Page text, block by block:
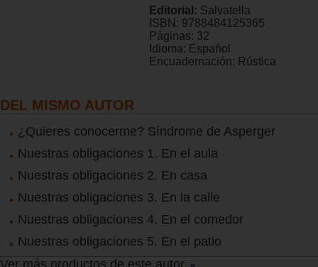
Editorial: Salvatella
ISBN: 9788484125365
Páginas: 32
Idioma: Español
Encuadernación: Rústica
DEL MISMO AUTOR
¿Quieres conocerme? Síndrome de Asperger
Nuestras obligaciones 1. En el aula
Nuestras obligaciones 2. En casa
Nuestras obligaciones 3. En la calle
Nuestras obligaciones 4. En el comedor
Nuestras obligaciones 5. En el patio
Ver más productos de este autor